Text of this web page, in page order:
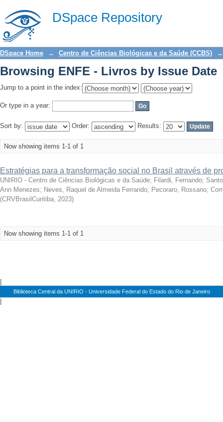
DSpace Repository
Browsing ENFE - Livros by Issue Date
DSpace Home → Centro de Ciências Biológicas e da Saúde (CCBS) →
Browsing ENFE - Livros by Issue Date
Jump to a point in the index:
Or type in a year:
Sort by: Order: Results:
Now showing items 1-1 of 1
Estratégias para a transformação social no Brasil através de
UNIRIO - Centro de Ciências Biológicas e da Saúde; Filardi, Fernando;
Ann Menezes; Neves, Raquel de Almeida Ferrando; Pecoraro, Rossano;
(CRVBrasilCuritiba, 2023)
Now showing items 1-1 of 1
Biblioteca Central da UNIRIO - Universidade Federal do Estado do Rio de Janeiro